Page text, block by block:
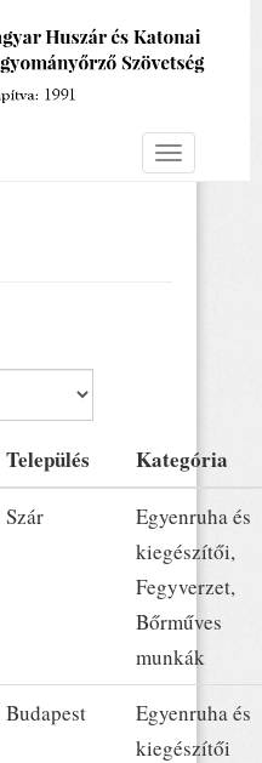
Navigáció
Település Kategória
Szár
Egyenruha és
kiegészítői,
Fegyverzet,
Bőrműves
munkák
Budapest
Egyenruha és
kiegészítői